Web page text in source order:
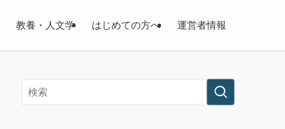
教養・人文学 はじめての方へ 運営者情報